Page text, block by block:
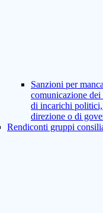
Sanzioni per
comunicazione
di incarichi
direzione o di
Rendiconti gruppi